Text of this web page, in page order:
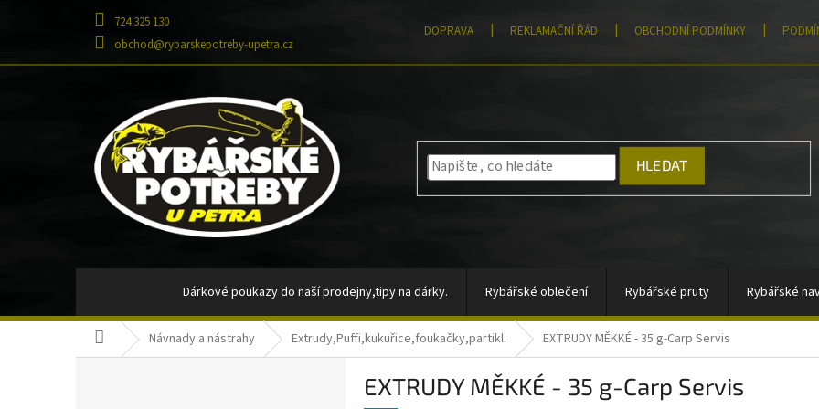
724 325 130
obchod@rybarskepotreby-upetra.cz
DOPRAVA REKLAMAČNÍ ŘÁD OBCHODNÍ PODMÍNKY
HLEDAT
Dárkové poukazy do naší prodejny,tipy na dárky. Rybářské oblečení Rybářské pruty Rybářské
Tašky, batohy, pouzdra, penály Signalizátory, sady signalizátorů Vlasce a šňůry Totální výprodej
Návnady a nástrahy Moře AKCE Pomůcky k zakrmování
Domů Návnady a nástrahy Extrudy,Puffi,kukuřice,foukačky,partikl. EXTRUDY MĚKKÉ - 35 g-Carp Servis
EXTRUDY MĚKKÉ - 35 g-Carp Servis